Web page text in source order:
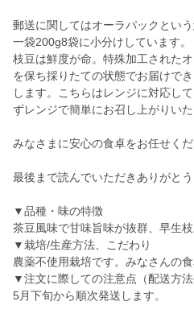
郵送に関してはオーラパックとい
一袋200g8袋に小分けしています。
枝豆は鮮度が命。特殊加工された
を保ち採りたての状態でお届けで
します。こちらはレンジに対応し
ずレンジで簡単にお召し上がりいた
みなさまに安心の食卓をお任せくだ
最後まで読んでいただきありがとう
▼品種・味の特徴
茶豆風味で甘味旨味が抜群、早生枝
▼栽培/生産方法、こだわり
農薬不使用栽培です。みなさんの
▼注文に際しての注意点（配送方法
5月下旬から順次発送します。